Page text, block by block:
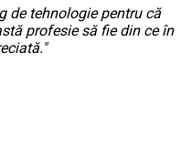
de tehnologie pentru că
profesie să fie din ce în